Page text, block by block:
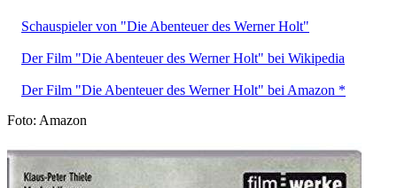
Schauspieler von "Die Abenteuer des Werner Holt"
Der Film "Die Abenteuer des Werner Holt" bei Wikipedia
Der Film "Die Abenteuer des Werner Holt" bei Amazon *
Foto: Amazon